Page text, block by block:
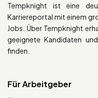
Tempknight ist eine
Karriereportal mit einem
Jobs. Über Tempknight
geeignete Kandidaten
finden.
Für Arbeitgeber